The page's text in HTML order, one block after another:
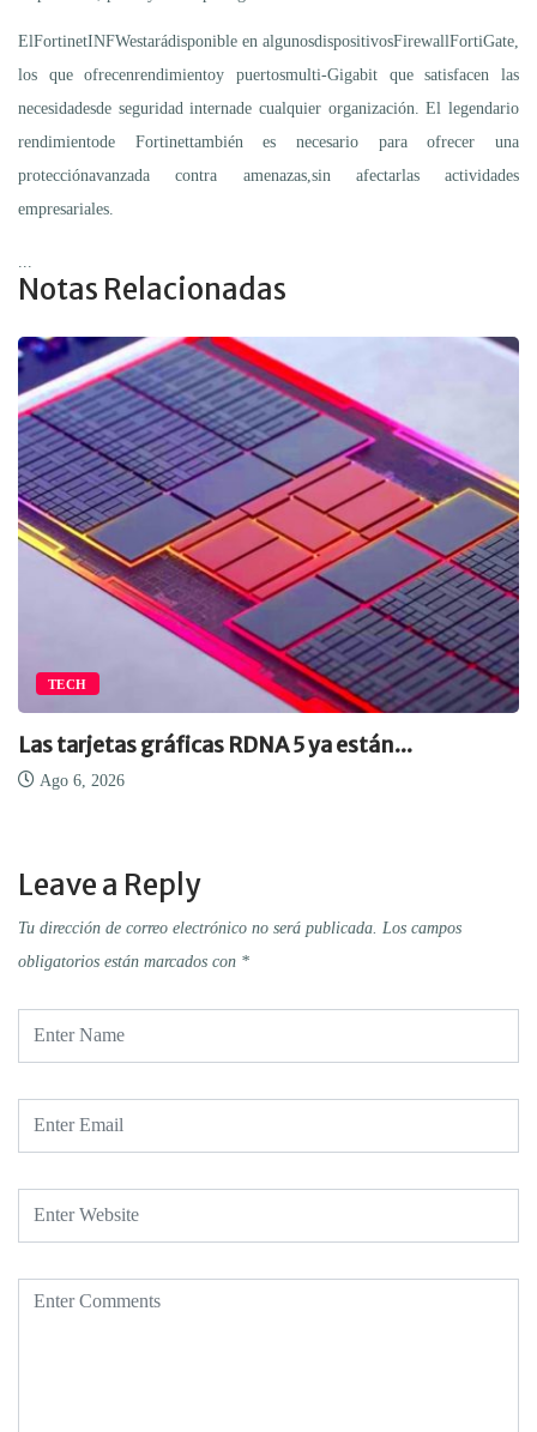
ElFortinetINFWestarádisponible en algunosdispositivosFirewallFortiGate,
los que ofrecenrendimientoy puertosmulti-Gigabit que satisfacen las
necesidadesde seguridad internade cualquier organización. El legendario
rendimientode Fortinettambién es necesario para ofrecer una
protecciónavanzada contra amenazas,sin afectarlas actividades
empresariales.
Notas Relacionadas
TECH
Las tarjetas gráficas RDNA 5 ya están...
Ago 6, 2026
Leave a Reply
Tu dirección de correo electrónico no será publicada. Los campos
obligatorios están marcados con *